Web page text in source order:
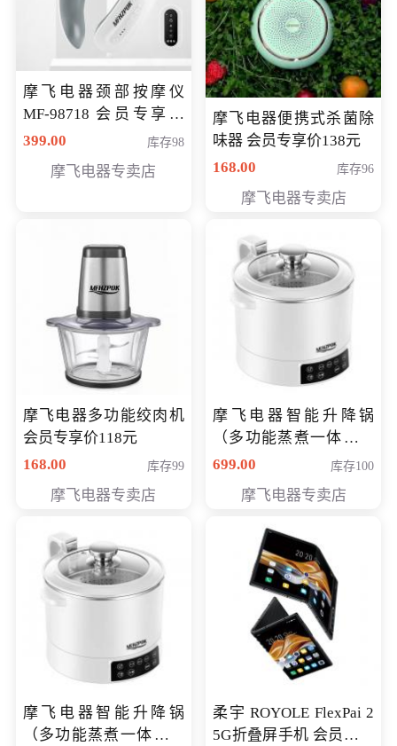
摩飞电器颈部按摩仪
MF-98718 会员专享价
299元
399.00 库存98
摩飞电器专卖店
摩飞电器便携式杀菌除
味器 会员专享价138元
168.00
库存96
摩飞电器专卖店
摩飞电器多功能绞肉机
会员专享价118元
168.00
库存99
摩飞电器专卖店
摩飞电器智能升降锅
（多功能蒸煮一体锅）
（智能升降养生锅） 会
699.00 库存100
摩飞电器专卖店
摩飞电器智能升降锅
（多功能蒸煮一体锅）
柔宇 ROYOLE FlexPai 2
5G折叠屏手机 会员专享